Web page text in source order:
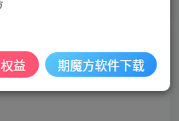
益 期魔方软件下载